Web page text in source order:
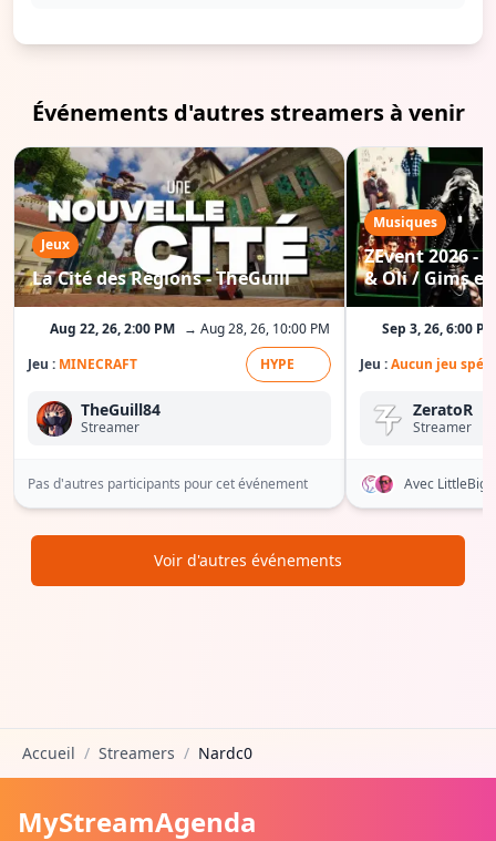
Événements d'autres streamers à venir
Jeux
La Cité des Régions - TheGuill
Aug 22, 26, 2:00 PM → Aug 28, 26, 10:00 PM
Jeu : MINECRAFT HYPE
TheGuill84
Streamer
Pas d'autres participants pour cet événement
Musiques
ZEvent 2026 -
& Oli / Gims
Sep 3, 26, 6:00 PM
Jeu :Aucun jeu
ZeratoR
Streamer
Avec
Voir d'autres événements
Accueil / Streamers / Nardc0
MyStreamAgenda